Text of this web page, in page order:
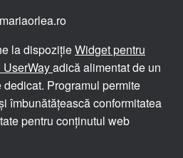
la dispozițieWidget pentru
adică alimentat de un
Programul permite
îmbunătățească conformitatea
pentru conținutul web